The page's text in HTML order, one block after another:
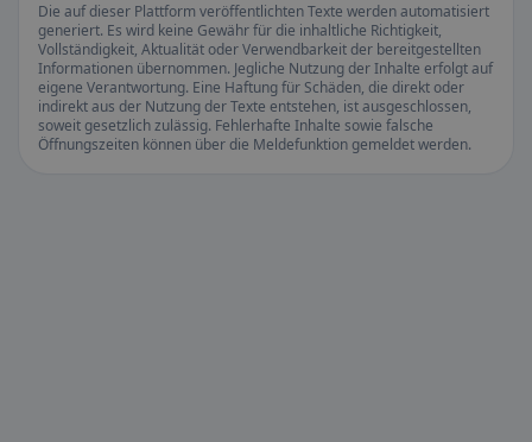
Die auf dieser Plattform veröffentlichten Texte werden automatisiert
generiert. Es wird keine Gewähr für die inhaltliche Richtigkeit,
Vollständigkeit, Aktualität oder Verwendbarkeit der bereitgestellten
Informationen übernommen. Jegliche Nutzung der Inhalte erfolgt auf
eigene Verantwortung. Eine Haftung für Schäden, die direkt oder
indirekt aus der Nutzung der Texte entstehen, ist ausgeschlossen,
soweit gesetzlich zulässig. Fehlerhafte Inhalte sowie falsche
Öffnungszeiten können über die Meldefunktion gemeldet werden.